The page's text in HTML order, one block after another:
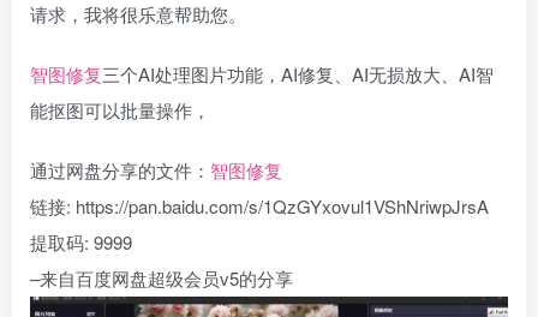
请求，我将很乐意帮助您。
智图修复三个AI处理图片功能，AI修复、AI无损放大、AI智
能抠图可以批量操作，
通过网盘分享的文件： 智图修复
链接: https://pan.baidu.com/s/1QzGYxovul1VShNriwpJrsA
提取码: 9999
–来自百度网盘超级会员v5的分享